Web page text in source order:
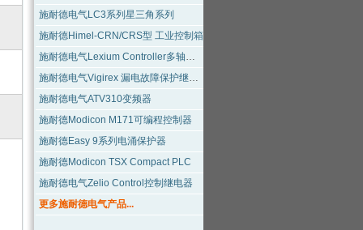
施耐德电气LC3系列星三角系列
施耐德Himel-CRN/CRS型 工业控制箱
施耐德电气Lexium Controller多轴运动控制器
施耐德电气Vigirex 漏电故障保护继电器
施耐德电气ATV310变频器
施耐德Modicon M171可编程控制器
施耐德Easy 9系列电涌保护器
施耐德Modicon TSX Compact PLC
施耐德电气Zelio Control控制继电器
更多施耐德电气产品...